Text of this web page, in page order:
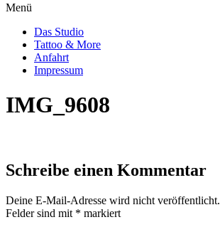
Menü
Das Studio
Tattoo & More
Anfahrt
Impressum
IMG_9608
Schreibe einen Kommentar
Deine E-Mail-Adresse wird nicht veröffentlicht.
Felder sind mit * markiert